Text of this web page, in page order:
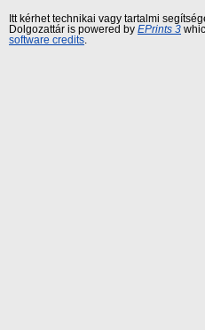
Itt kérhet technikai vagy tartalmi
Dolgozattár is powered by EPrints 3
software credits